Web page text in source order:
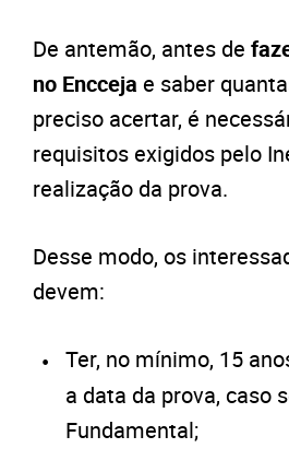
De antemão, antes de
no Encceja e saber
preciso acertar, é
requisitos exigidos pelo
realização da prova.
Desse modo, os
devem:
Ter, no mínimo, 15
a data da prova, caso
Fundamental;